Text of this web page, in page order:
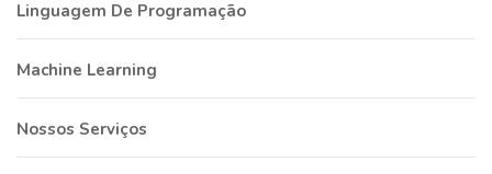
Linguagem De Programação
Machine Learning
Nossos Serviços